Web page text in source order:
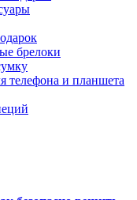
брелоки
телефона и планшета